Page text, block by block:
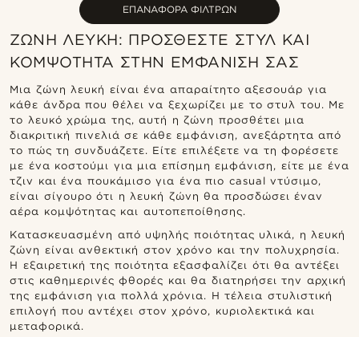
ΕΠΑΝΑΦΟΡΆ ΦΊΛΤΡΩΝ
ΖΏΝΗ ΛΕΥΚΉ: ΠΡΟΣΘΈΣΤΕ ΣΤΥΛ ΚΑΙ
ΚΟΜΨΌΤΗΤΑ ΣΤΗΝ ΕΜΦΆΝΙΣΉ ΣΑΣ
Μια ζώνη λευκή είναι ένα απαραίτητο αξεσουάρ για
κάθε άνδρα που θέλει να ξεχωρίζει με το στυλ του. Με
το λευκό χρώμα της, αυτή η ζώνη προσθέτει μια
διακριτική πινελιά σε κάθε εμφάνιση, ανεξάρτητα από
το πώς τη συνδυάζετε. Είτε επιλέξετε να τη φορέσετε
με ένα κοστούμι για μια επίσημη εμφάνιση, είτε με ένα
τζιν και ένα πουκάμισο για ένα πιο casual ντύσιμο,
είναι σίγουρο ότι η λευκή ζώνη θα προσδώσει έναν
αέρα κομψότητας και αυτοπεποίθησης.
Κατασκευασμένη από υψηλής ποιότητας υλικά, η λευκή
ζώνη είναι ανθεκτική στον χρόνο και την πολυχρησία.
Η εξαιρετική της ποιότητα εξασφαλίζει ότι θα αντέξει
στις καθημερινές φθορές και θα διατηρήσει την αρχική
της εμφάνιση για πολλά χρόνια. Η τέλεια στυλιστική
επιλογή που αντέχει στον χρόνο, κυριολεκτικά και
μεταφορικά.